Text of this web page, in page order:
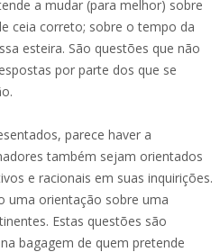
a mudar (para melhor) sobre
ceia correto; sobre o tempo da
esteira. São questões que não
por parte dos que se
parece haver a
também sejam orientados
e racionais em suas inquirições.
uma orientação sobre uma
Estas questões são
bagagem de quem pretende